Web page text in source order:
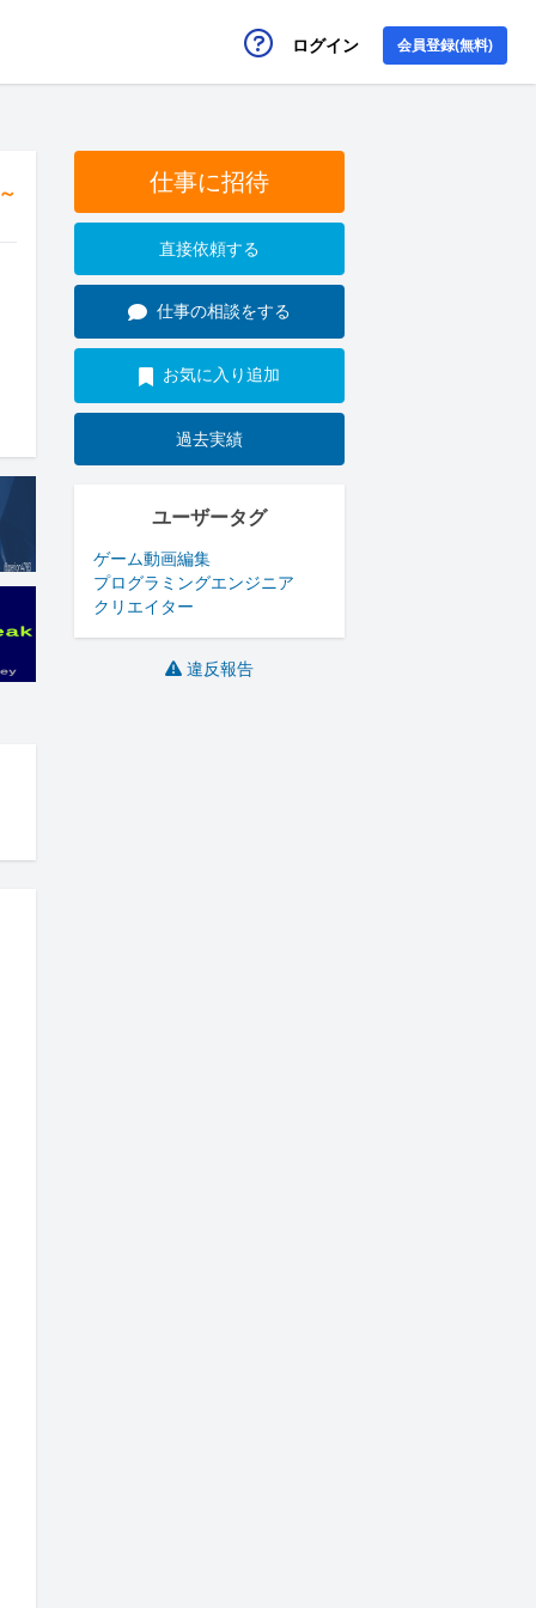
ログイン 会員登録(無料)
仕事に招待
直接依頼する
仕事の相談をする
お気に入り追加
過去実績
ユーザータグ
ゲーム動画編集
プログラミングエンジニア
クリエイター
違反報告